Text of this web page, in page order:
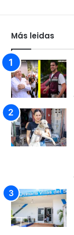
Más leidas